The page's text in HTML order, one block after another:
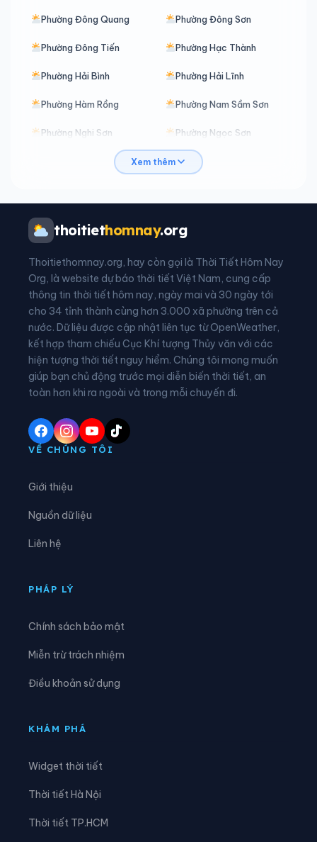
Phường Đông Quang Phường Đông Sơn
Phường Đông Tiến Phường Hạc Thành
Phường Hải Bình Phường Hải Lĩnh
Phường Hàm Rồng Phường Nam Sầm Sơn
Phường Nghi Sơn Phường Ngọc Sơn
Phường Nguyệt Viên Phường Quảng Phú
Phường Tân Dân
Phường Trúc Lâm
Xã Ba Đình Xã Bá Thước
Xã Bát Mọt Xã Biện Thượng
Xã Các Sơn Xã Cẩm Tân
Xã Cẩm Thạch Xã Cẩm Thủy
Xã Cẩm Tú Xã Cẩm Vân
Xã Cổ Lũng
Xã Điền Lư
Xã Hiền Kiệt
Xã Hoằng Thanh
Xem thêm
thoitiethomnay.org
Thoitiethomnay.org, hay còn gọi là Thời Tiết Hôm Nay
Org, là website dự báo thời tiết Việt Nam, cung cấp
thông tin thời tiết hôm nay, ngày mai và 30 ngày tới
cho 34 tỉnh thành cùng hơn 3.000 xã phường trên cả
nước. Dữ liệu được cập nhật liên tục từ OpenWeather,
kết hợp tham chiếu Cục Khí tượng Thủy văn với các
hiện tượng thời tiết nguy hiểm. Chúng tôi mong muốn
giúp bạn chủ động trước mọi diễn biến thời tiết, an
toàn hơn khi ra ngoài và trong mỗi chuyến đi.
VỀ CHÚNG TÔI
Giới thiệu
Nguồn dữ liệu
Liên hệ
PHÁP LÝ
Chính sách bảo mật
Miễn trừ trách nhiệm
Điều khoản sử dụng
KHÁM PHÁ
Widget thời tiết
Thời tiết Hà Nội
Thời tiết TP.HCM